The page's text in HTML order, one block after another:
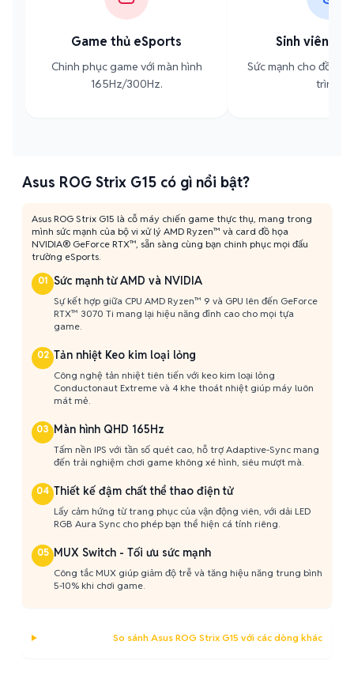
Game thủ eSports
Chinh phục game với màn hình
165Hz/300Hz.
Sinh viên Kỹ
Sức mạnh cho đồ
trình.
Asus ROG Strix G15 có gì nổi bật?
Asus ROG Strix G15 là cỗ máy chiến game thực thụ, mang trong
mình sức mạnh của bộ vi xử lý AMD Ryzen™ và card đồ họa
NVIDIA® GeForce RTX™, sẵn sàng cùng bạn chinh phục mọi đấu
trường eSports.
01 Sức mạnh từ AMD và NVIDIA
Sự kết hợp giữa CPU AMD Ryzen™ 9 và GPU lên đến GeForce
RTX™ 3070 Ti mang lại hiệu năng đỉnh cao cho mọi tựa
game.
02 Tản nhiệt Keo kim loại lỏng
Công nghệ tản nhiệt tiên tiến với keo kim loại lỏng
Conductonaut Extreme và 4 khe thoát nhiệt giúp máy luôn
mát mẻ.
03 Màn hình QHD 165Hz
Tấm nền IPS với tần số quét cao, hỗ trợ Adaptive-Sync mang
đến trải nghiệm chơi game không xé hình, siêu mượt mà.
04 Thiết kế đậm chất thể thao điện tử
Lấy cảm hứng từ trang phục của vận động viên, với dải LED
RGB Aura Sync cho phép bạn thể hiện cá tính riêng.
05 MUX Switch - Tối ưu sức mạnh
Công tắc MUX giúp giảm độ trễ và tăng hiệu năng trung bình
5-10% khi chơi game.
So sánh Asus ROG Strix G15 với các dòng khác